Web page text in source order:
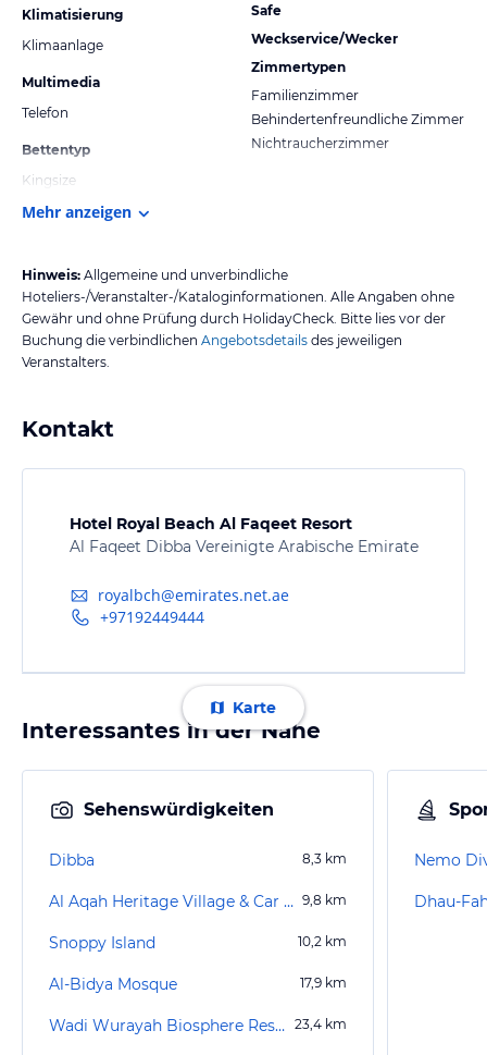
Klimatisierung
Klimaanlage
Multimedia
Telefon
Bettentyp
Kingsize
Safe
Weckservice/Wecker
Zimmertypen
Familienzimmer
Behindertenfreundliche Zimmer
Nichtraucherzimmer
Mehr anzeigen
Hinweis: Allgemeine und unverbindliche
Hoteliers-/Veranstalter-/Kataloginformationen. Alle Angaben ohne
Gewähr und ohne Prüfung durch HolidayCheck. Bitte lies vor der
Buchung die verbindlichen Angebotsdetails des jeweiligen
Veranstalters.
Kontakt
Hotel Royal Beach Al Faqeet Resort
Al Faqeet Dibba Vereinigte Arabische Emirate
royalbch@emirates.net.ae
+97192449444
Karte
Interessantes in der Nähe
Sehenswürdigkeiten
Dibba 8,3 km
Al Aqah Heritage Village & Car Museum 9,8 km
Snoppy Island 10,2 km
Al-Bidya Mosque 17,9 km
Wadi Wurayah Biosphere Reserve 23,4 km
Nemo
Dhau-